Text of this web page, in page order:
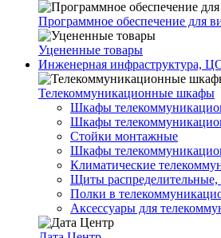
Программное обеспечение для
Уцененные товары
Инженерная инфраструктура,
Телекоммуникационные шкафы
Шкафы
Шкафы
Стойки монтажные
Шкафы
Климатические
Щиты распределительные,
Полки в
Аксессуары для